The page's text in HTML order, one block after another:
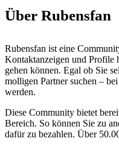
Über Rubensfan
Rubensfan ist eine
Kontaktanzeigen und Profile
gehen können. Egal ob Sie
molligen Partner suchen –
werden.
Diese Community bietet
Bereich. So können Sie zu
dafür zu bezahlen. Über